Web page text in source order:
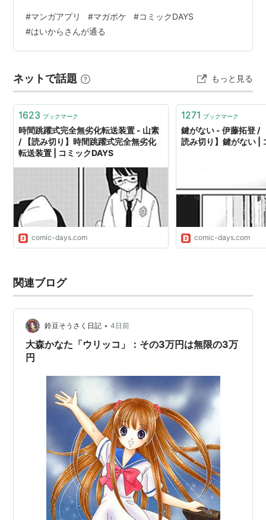
はヘッダとかフッダとかまた触らないといけないらしく
て…、ううう、そこまではちょっと…、って。 カテゴリ
が多すぎて見にくくなってるんで、 「イラスト」なら イ
ト |──天使イラスト みたいなイメージ？？これで伝わる
でしょうか？？ 健康…
#マンガアプリ #マガポケ #コミックDAYS
#はいからさんが通る
ネットで話題 もっと見る
1623 ブックマーク
時間跳躍式完全無劣化転送装置 - 山素
/ 【読み切り】時間跳躍式完全無劣化
転送装置 | コミックDAYS
comic-days.com
1271 ブックマーク
鍵がない - 伊藤拓登 /
読み切り】鍵がない |
comic-days.com
関連ブログ
鈴豆そうさく日記 • 4日前
大森かなた「ウリッコ」：その3万円は無限の3万
円